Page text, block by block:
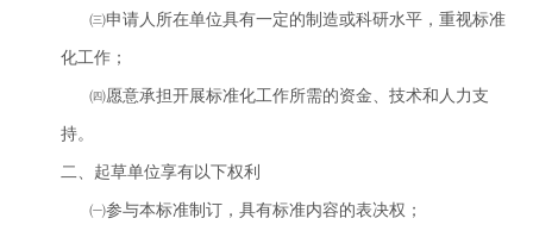
㈢申请人所在单位具有一定的制造或科研水平，重视标准
化工作；
㈣愿意承担开展标准化工作所需的资金、技术和人力支
持。
二、起草单位享有以下权利
㈠参与本标准制订，具有标准内容的表决权；